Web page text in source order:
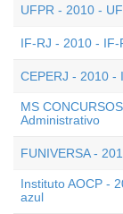
UFPR - 2010 -
IF-RJ - 2010 - IF-
CEPERJ - 2010 -
MS
Administrativo
FUNIVERSA -
Instituto AOCP -
azul